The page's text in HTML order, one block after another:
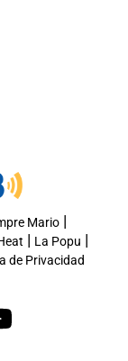
Mario|
| La Popu |
de Privacidad